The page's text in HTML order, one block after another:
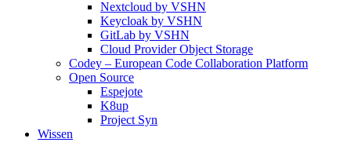
Nextcloud by VSHN
Keycloak by VSHN
GitLab by VSHN
Cloud Provider Object Storage
Codey – European Code Collaboration Platform
Open Source
Espejote
K8up
Project Syn
Wissen